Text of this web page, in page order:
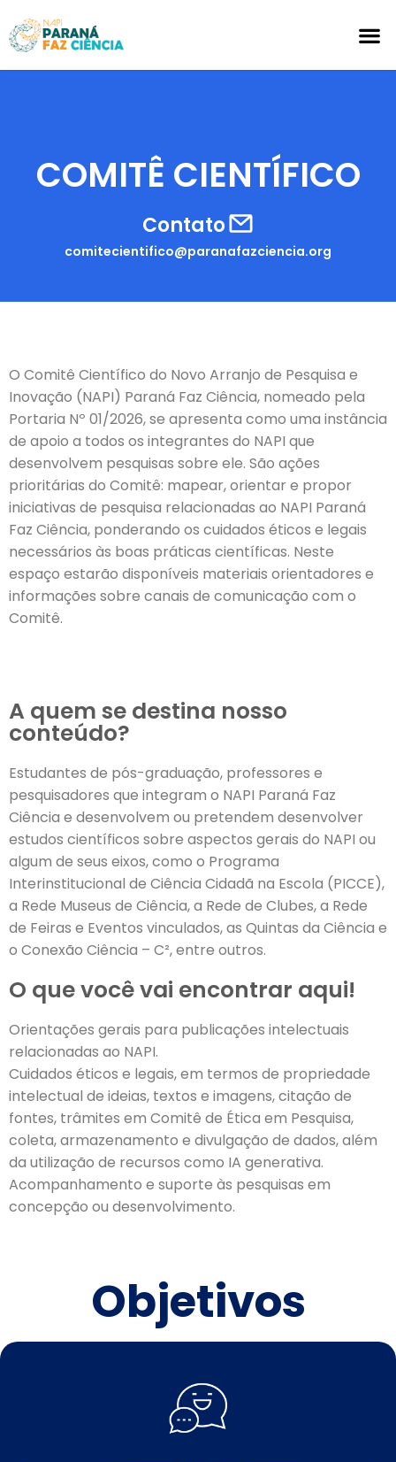
COMITÊ CIENTÍFICO
Contato
comitecientifico@paranafazciencia.org
O Comitê Científico do Novo Arranjo de Pesquisa e
Inovação (NAPI) Paraná Faz Ciência, nomeado pela
Portaria Nº 01/2026, se apresenta como uma instância
de apoio a todos os integrantes do NAPI que
desenvolvem pesquisas sobre ele. São ações
prioritárias do Comitê: mapear, orientar e propor
iniciativas de pesquisa relacionadas ao NAPI Paraná
Faz Ciência, ponderando os cuidados éticos e legais
necessários às boas práticas científicas. Neste
espaço estarão disponíveis materiais orientadores e
informações sobre canais de comunicação com o
Comitê.
A quem se destina nosso
conteúdo?
Estudantes de pós-graduação, professores e
pesquisadores que integram o NAPI Paraná Faz
Ciência e desenvolvem ou pretendem desenvolver
estudos científicos sobre aspectos gerais do NAPI ou
algum de seus eixos, como o Programa
Interinstitucional de Ciência Cidadã na Escola (PICCE),
a Rede Museus de Ciência, a Rede de Clubes, a Rede
de Feiras e Eventos vinculados, as Quintas da Ciência e
o Conexão Ciência – C², entre outros.
O que você vai encontrar aqui!
Orientações gerais para publicações intelectuais
relacionadas ao NAPI.
Cuidados éticos e legais, em termos de propriedade
intelectual de ideias, textos e imagens, citação de
fontes, trâmites em Comitê de Ética em Pesquisa,
coleta, armazenamento e divulgação de dados, além
da utilização de recursos como IA generativa.
Acompanhamento e suporte às pesquisas em
concepção ou desenvolvimento.
Objetivos